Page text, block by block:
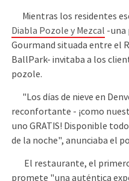
Mientras los residentes
Diabla Pozole y Mezcal -una
Gourmand situada entre el
BallPark- invitaba a los
pozole.
"Los días de nieve en
reconfortante - ¡como
uno GRATIS! Disponible
de la noche", anunciaba el
El restaurante, el primero
promete "una auténtica